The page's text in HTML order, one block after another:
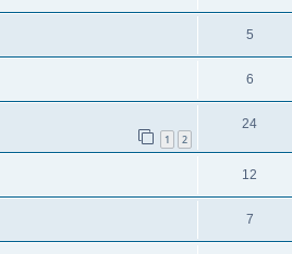
5
6
1 2
24
12
7